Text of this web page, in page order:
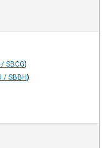
SBCG)
/ SBBH)